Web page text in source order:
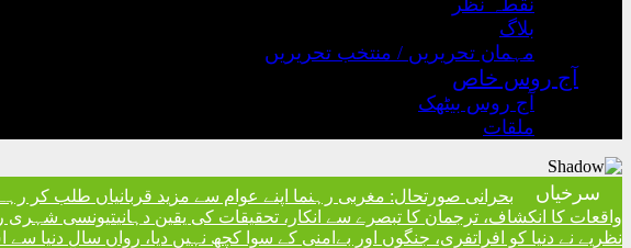
نقطہ نظر
بلاگ
مہمان تحریریں / منتخب تحریریں
آج روس خاص
آج روس بیٹھک
ملقات
سرخیاں بحرانی صورتحال: مغربی رہنما اپنے عوام سے مزید قربانیاں طلب کر
واقعات کا انکشاف، ترجمان کا تبصرے سے انکار، تحقیقات کی یقین دہانیتیونسی شہری رضا بن
نظریے نے دنیا کو افراتفری، جنگوں اور بےامنی کے سوا کچھ نہیں دیا، رواں سال دنیا